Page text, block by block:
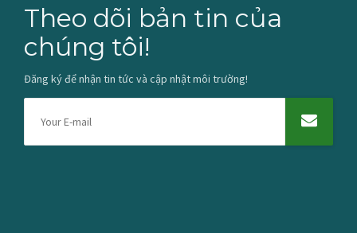
Theo dõi bản tin của
chúng tôi!
Đăng ký để nhận tin tức và cập nhật môi trường!